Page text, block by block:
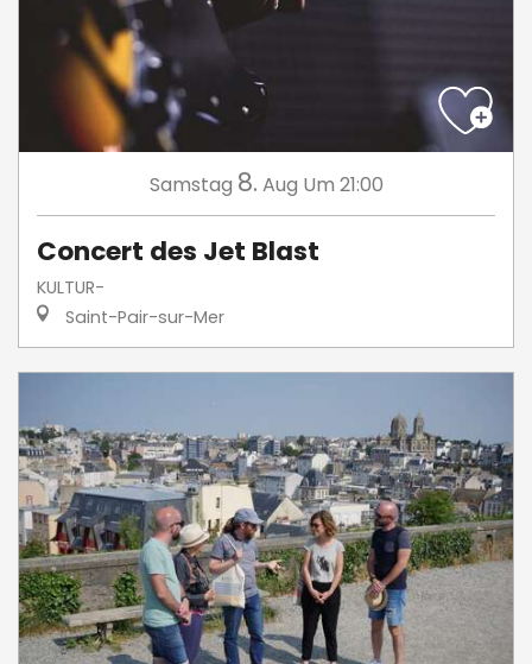
Samstag 8. Aug Um 21:00
Concert des Jet Blast
KULTUR-
Saint-Pair-sur-Mer